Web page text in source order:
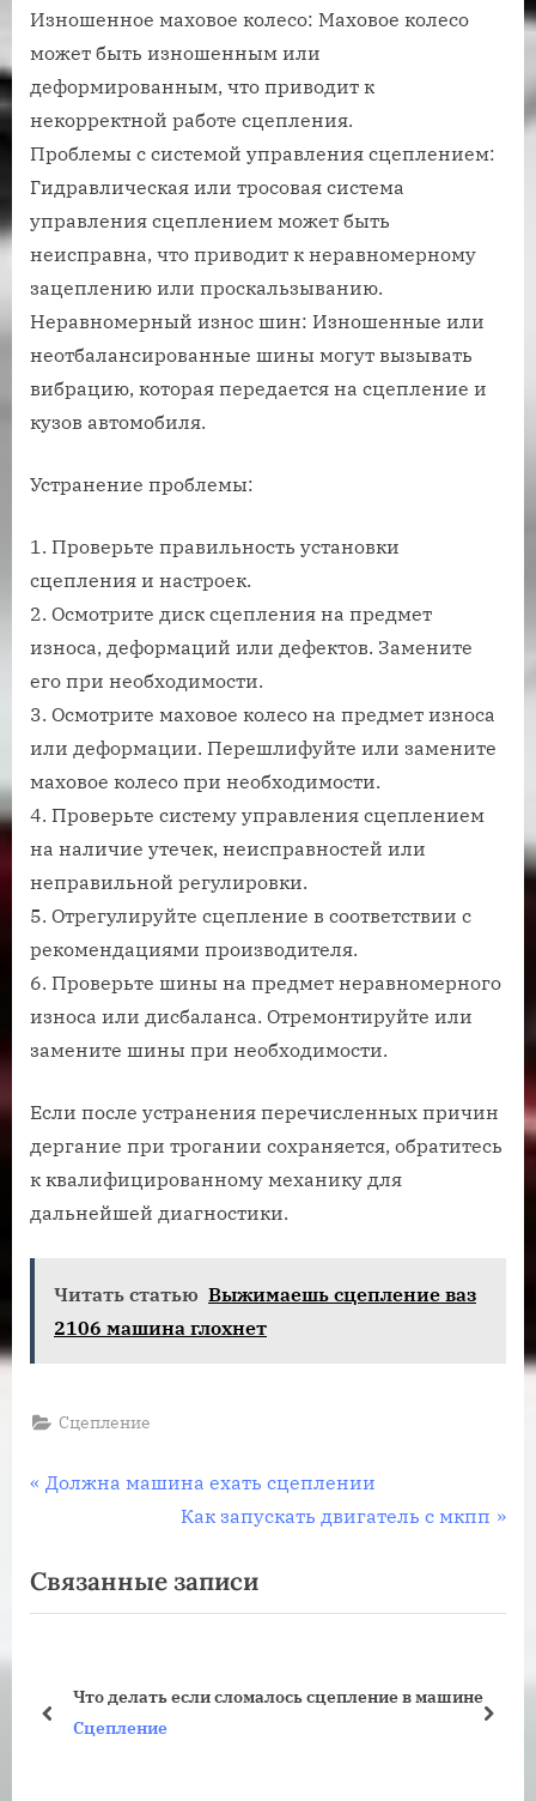
Изношенное маховое колесо: Маховое колесо
может быть изношенным или
деформированным, что приводит к
некорректной работе сцепления.
Проблемы с системой управления сцеплением:
Гидравлическая или тросовая система
управления сцеплением может быть
неисправна, что приводит к неравномерному
зацеплению или проскальзыванию.
Неравномерный износ шин: Изношенные или
неотбалансированные шины могут вызывать
вибрацию, которая передается на сцепление и
кузов автомобиля.
Устранение проблемы:
1. Проверьте правильность установки
сцепления и настроек.
2. Осмотрите диск сцепления на предмет
износа, деформаций или дефектов. Замените
его при необходимости.
3. Осмотрите маховое колесо на предмет износа
или деформации. Перешлифуйте или замените
маховое колесо при необходимости.
4. Проверьте систему управления сцеплением
на наличие утечек, неисправностей или
неправильной регулировки.
5. Отрегулируйте сцепление в соответствии с
рекомендациями производителя.
6. Проверьте шины на предмет неравномерного
износа или дисбаланса. Отремонтируйте или
замените шины при необходимости.
Если после устранения перечисленных причин
дергание при трогании сохраняется, обратитесь
к квалифицированному механику для
дальнейшей диагностики.
Читать статью Выжимаешь сцепление ваз
2106 машина глохнет
Сцепление
Навигация
записям
П
д
ы
щ
Должна машина ехать сцеплении
С
е
д
Как запускать двигатель с мкпп
Связанные записи
Что делать если сломалось сцепление в машине
Сцепление
пред